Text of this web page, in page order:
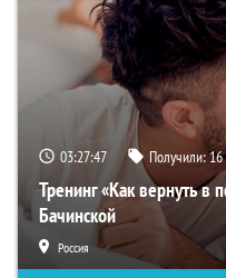
03:27:46 Получили:16
Тренинг «Как вернуть в
Бачинской
Россия